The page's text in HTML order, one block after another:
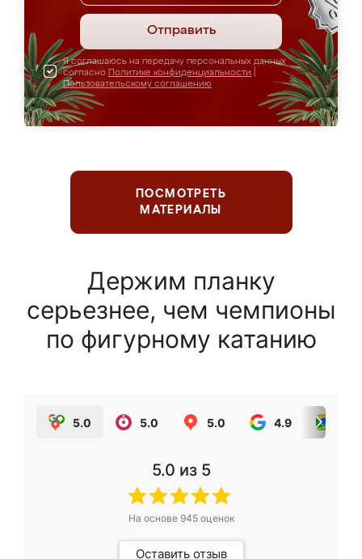
Отправить
Я соглашаюсь на передачу персональных данных
согласно Политике конфиденциальности
Пользовательскому соглашению
ПОСМОТРЕТЬ
МАТЕРИАЛЫ
Держим планку
серьезнее, чем чемпионы
по фигурному катанию
5.0 5.0 5.0 4.9
5.0 из 5
На основе 945оценок
Оставить отзыв